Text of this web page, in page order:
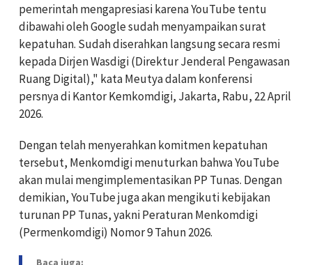
pemerintah mengapresiasi karena YouTube tentu
dibawahi oleh Google sudah menyampaikan surat
kepatuhan. Sudah diserahkan langsung secara resmi
kepada Dirjen Wasdigi (Direktur Jenderal Pengawasan
Ruang Digital)," kata Meutya dalam konferensi
persnya di Kantor Kemkomdigi, Jakarta, Rabu, 22 April
2026.
Dengan telah menyerahkan komitmen kepatuhan
tersebut, Menkomdigi menuturkan bahwa YouTube
akan mulai mengimplementasikan PP Tunas. Dengan
demikian, YouTube juga akan mengikuti kebijakan
turunan PP Tunas, yakni Peraturan Menkomdigi
(Permenkomdigi) Nomor 9 Tahun 2026.
Baca juga: